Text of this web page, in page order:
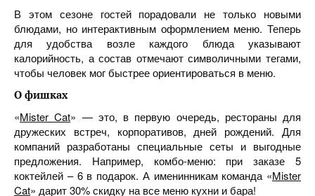
В этом сезоне гостей порадовали не только новыми
блюдами, но интерактивным оформлением меню. Теперь
для удобства возле каждого блюда указывают
калорийность, а состав отмечают символичными тегами,
чтобы человек мог быстрее ориентироваться в меню.
О фишках
«Mister Cat» — это, в первую очередь, рестораны для
дружеских встреч, корпоративов, дней рождений. Для
компаний разработаны специальные сеты и выгодные
предложения. Например, комбо-меню: при заказе 5
коктейлей – 6 в подарок. А именинникам команда «Mister
Cat» дарит 30% скидку на все меню кухни и бара!